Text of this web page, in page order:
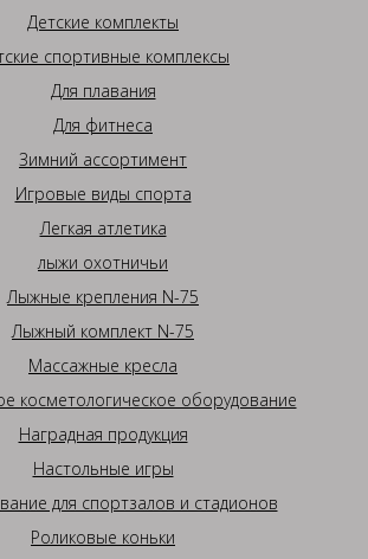
Детские комплекты
спортивные комплексы
Для плавания
Для фитнеса
Зимний ассортимент
Игровые виды спорта
Легкая атлетика
лыжи охотничьи
Лыжные крепления N-75
Лыжный комплект N-75
Массажные кресла
косметологическое оборудование
Наградная продукция
Настольные игры
для спортзалов и стадионов
Роликовые коньки